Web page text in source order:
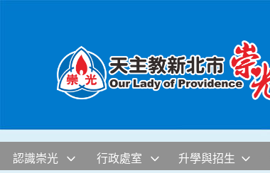
認識崇光 行政處室 升學與招生